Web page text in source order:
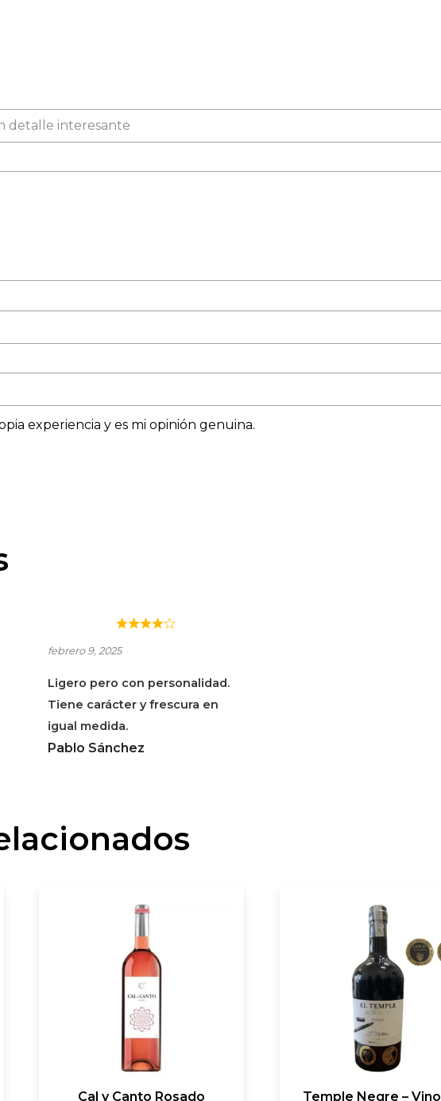
experiencia y es mi opinión genuina.
ALBARIÑO SANTIAGO
RUIZ
febrero 9, 2025
Ligero pero con personalidad.
Tiene carácter y frescura en
igual medida.
Pablo Sánchez
Cal y Canto Rosado Temple Negre –